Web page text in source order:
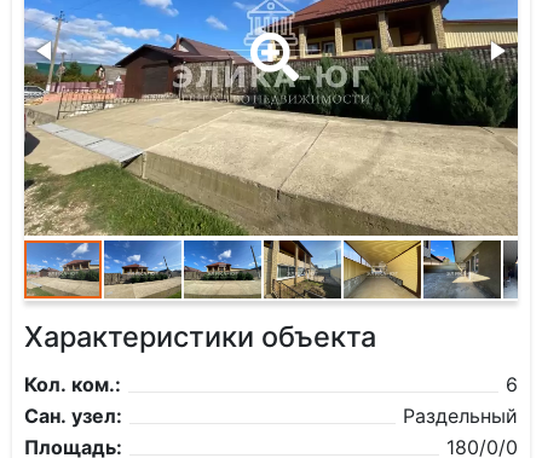
Характеристики объекта
Кол. ком.:
6
Сан. узел:
Раздельный
Площадь:
180/0/0